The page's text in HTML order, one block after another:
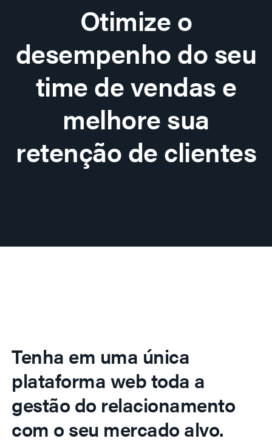
Otimize o
desempenho do seu
time de vendas e
melhore sua
retenção de clientes
Tenha em uma única
plataforma web toda a
gestão do relacionamento
com o seu mercado alvo.